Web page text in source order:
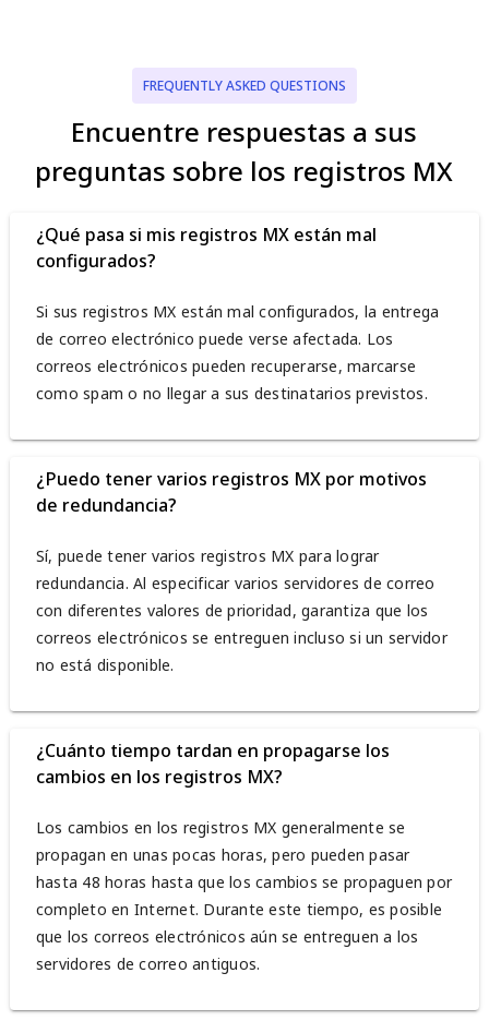
FREQUENTLY ASKED QUESTIONS
Encuentre respuestas a sus
preguntas sobre los registros MX
¿Qué pasa si mis registros MX están mal
configurados?
Si sus registros MX están mal configurados, la entrega
de correo electrónico puede verse afectada. Los
correos electrónicos pueden recuperarse, marcarse
como spam o no llegar a sus destinatarios previstos.
¿Puedo tener varios registros MX por motivos
de redundancia?
Sí, puede tener varios registros MX para lograr
redundancia. Al especificar varios servidores de correo
con diferentes valores de prioridad, garantiza que los
correos electrónicos se entreguen incluso si un servidor
no está disponible.
¿Cuánto tiempo tardan en propagarse los
cambios en los registros MX?
Los cambios en los registros MX generalmente se
propagan en unas pocas horas, pero pueden pasar
hasta 48 horas hasta que los cambios se propaguen por
completo en Internet. Durante este tiempo, es posible
que los correos electrónicos aún se entreguen a los
servidores de correo antiguos.